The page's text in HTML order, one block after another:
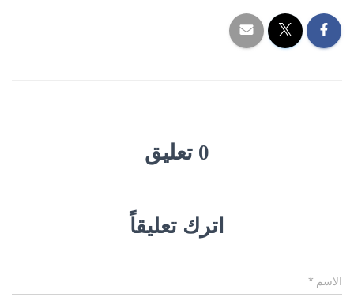
0 تعليق
اترك تعليقاً
الاسم *